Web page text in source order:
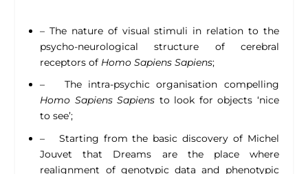
– The nature of visual stimuli in relation to the
psycho-neurological structure of cerebral
receptors of Homo Sapiens Sapiens;
– The intra-psychic organisation compelling
Homo Sapiens Sapiens to look for objects ‘nice
to see’;
– Starting from the basic discovery of Michel
Jouvet that Dreams are the place where
realignment of genotypic data and phenotypic